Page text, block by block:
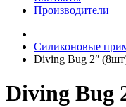
Производители
Силиконовые
Diving Bug 2ʺ
Diving Bug